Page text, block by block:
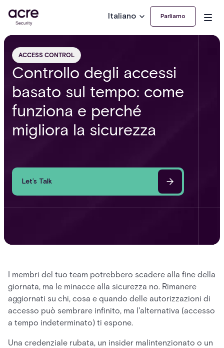
Italiano Parliamo
ACCESS CONTROL
Controllo degli accessi
basato sul tempo: come
funziona e perché
migliora la sicurezza
Let’s Talk
I membri del tuo team potrebbero scadere alla fine della
giornata, ma le minacce alla sicurezza no. Rimanere
aggiornati su chi, cosa e quando delle autorizzazioni di
accesso può sembrare infinito, ma l'alternativa (accesso
a tempo indeterminato) ti espone.
Una credenziale rubata, un insider malintenzionato o un